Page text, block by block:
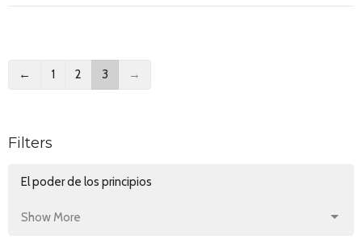
← 1 2 3 →
Filters
El poder de los principios
Show More